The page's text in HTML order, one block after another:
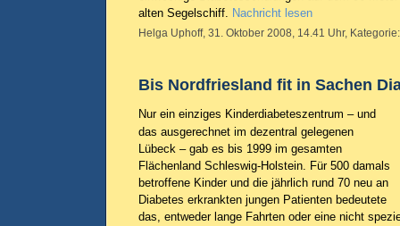
alten Segelschiff. Nachricht lesen
Helga Uphoff, 31. Oktober 2008, 14.41 Uhr,
Bis Nordfriesland fit in Sachen
Nur ein einziges Kinderdiabeteszentrum – und
das ausgerechnet im dezentral gelegenen
Lübeck – gab es bis 1999 im gesamten
Flächenland Schleswig-Holstein. Für 500 damals
betroffene Kinder und die jährlich rund 70 neu an
Diabetes erkrankten jungen Patienten bedeutete
das, entweder lange Fahrten oder eine nicht